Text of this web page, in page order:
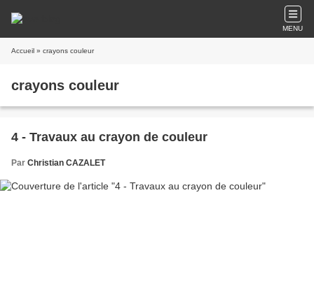
MENU
Accueil » crayons couleur
crayons couleur
4 - Travaux au crayon de couleur
Par Christian CAZALET